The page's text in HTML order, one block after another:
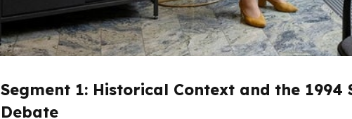
Segment 1: Historical Context and the 1994
Debate